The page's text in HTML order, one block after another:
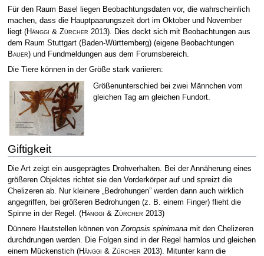
Für den Raum Basel liegen Beobachtungsdaten vor, die wahrscheinlich
machen, dass die Hauptpaarungszeit dort im Oktober und November
liegt (Hänggi & Zürcher 2013). Dies deckt sich mit Beobachtungen aus
dem Raum Stuttgart (Baden-Württemberg) (eigene Beobachtungen
Bauer) und Fundmeldungen aus dem Forumsbereich.
Die Tiere können in der Größe stark variieren:
Größenunterschied bei zwei Männchen vom
gleichen Tag am gleichen Fundort.
Giftigkeit
Die Art zeigt ein ausgeprägtes Drohverhalten. Bei der Annäherung eines
größeren Objektes richtet sie den Vorderkörper auf und spreizt die
Chelizeren ab. Nur kleinere „Bedrohungen” werden dann auch wirklich
angegriffen, bei größeren Bedrohungen (z. B. einem Finger) flieht die
Spinne in der Regel. (Hänggi & Zürcher 2013)
Dünnere Hautstellen können von Zoropsis spinimanamit den Chelizeren
durchdrungen werden. Die Folgen sind in der Regel harmlos und gleichen
einem Mückenstich (Hänggi & Zürcher 2013). Mitunter kann die